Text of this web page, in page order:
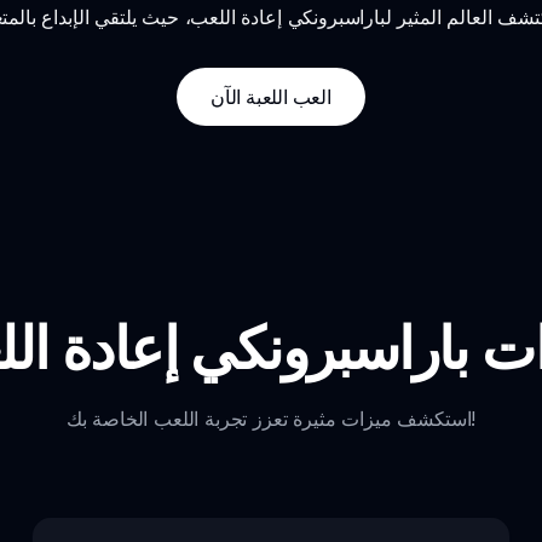
العب اللعبة الآن
باراسبرونكي إعادة
استكشف ميزات مثيرة تعزز تجربة اللعب الخاصة بك!